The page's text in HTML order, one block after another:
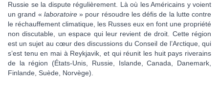
Russie se la dispute régulièrement. Là où les Américains y voient
un grand « laboratoire» pour résoudre les défis de la lutte contre
le réchauffement climatique, les Russes eux en font une propriété
non discutable, un espace qui leur revient de droit. Cette région
est un sujet au cœur des discussions du Conseil de l’Arctique, qui
s’est tenu en mai à Reykjavik, et qui réunit les huit pays riverains
de la région (États-Unis, Russie, Islande, Canada, Danemark,
Finlande, Suède, Norvège).